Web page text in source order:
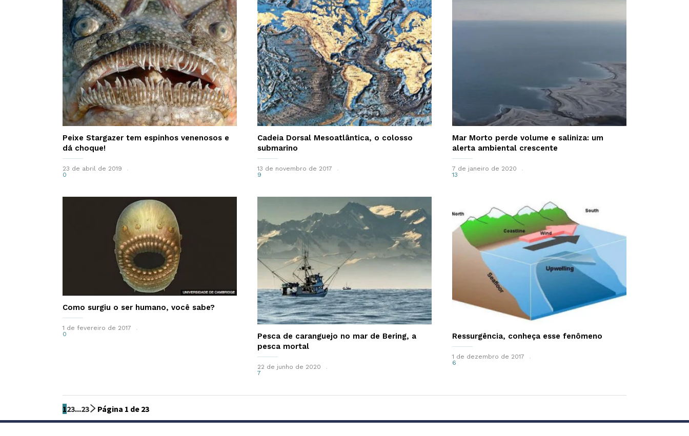
Peixe Stargazer tem espinhos venenosos e
dá choque!
23 de abril de 2019
0
Cadeia Dorsal Mesoatlântica, o colosso
submarino
13 de novembro de 2017
9
Mar Morto perde volume e saliniza: um
alerta ambiental crescente
7 de janeiro de 2020
13
Como surgiu o ser humano, você sabe?
1 de fevereiro de 2017
0
Pesca de caranguejo no mar de Bering, a
pesca mortal
22 de junho de 2020
7
Ressurgência, conheça esse fenômeno
1 de dezembro de 2017
6
123...23 Página 1 de 23